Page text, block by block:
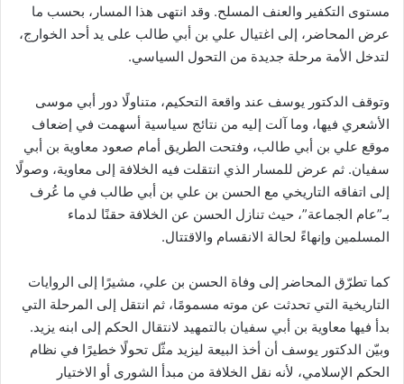
مستوى التكفير والعنف المسلح. وقد انتهى هذا المسار، بحسب ما
عرض المحاضر، إلى اغتيال علي بن أبي طالب على يد أحد الخوارج،
لتدخل الأمة مرحلة جديدة من التحول السياسي.
وتوقف الدكتور يوسف عند واقعة التحكيم، متناولًا دور أبي موسى
الأشعري فيها، وما آلت إليه من نتائج سياسية أسهمت في إضعاف
موقع علي بن أبي طالب، وفتحت الطريق أمام صعود معاوية بن أبي
سفيان. ثم عرض للمسار الذي انتقلت فيه الخلافة إلى معاوية، وصولًا
إلى اتفاقه التاريخي مع الحسن بن علي بن أبي طالب في ما عُرف
بـ”عام الجماعة”، حيث تنازل الحسن عن الخلافة حقنًا لدماء
المسلمين وإنهاءً لحالة الانقسام والاقتتال.
كما تطرّق المحاضر إلى وفاة الحسن بن علي، مشيرًا إلى الروايات
التاريخية التي تحدثت عن موته مسمومًا، ثم انتقل إلى المرحلة التي
بدأ فيها معاوية بن أبي سفيان بالتمهيد لانتقال الحكم إلى ابنه يزيد.
وبيّن الدكتور يوسف أن أخذ البيعة ليزيد مثّل تحولًا خطيرًا في نظام
الحكم الإسلامي، لأنه نقل الخلافة من مبدأ الشورى أو الاختيار